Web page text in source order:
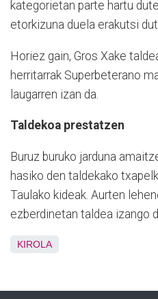
kategorietan parte hartu
etorkizuna duela erakutsi
Horiez gain, Gros Xake
herritarrak Superbeterano
laugarren izan da.
Taldekoa prestatzen
Buruz buruko jarduna
hasiko den taldekako
Taulako kideak. Aurten
ezberdinetan taldea izango
KIROLA